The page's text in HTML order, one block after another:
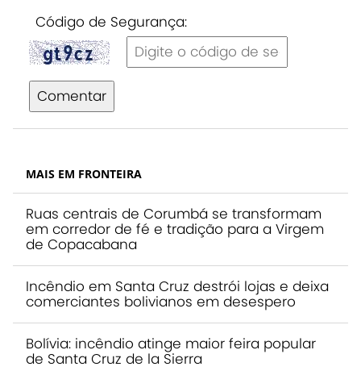
Código de Segurança:
Comentar
MAIS EM FRONTEIRA
Ruas centrais de Corumbá se transformam
em corredor de fé e tradição para a Virgem
de Copacabana
Incêndio em Santa Cruz destrói lojas e deixa
comerciantes bolivianos em desespero
Bolívia: incêndio atinge maior feira popular
de Santa Cruz de la Sierra